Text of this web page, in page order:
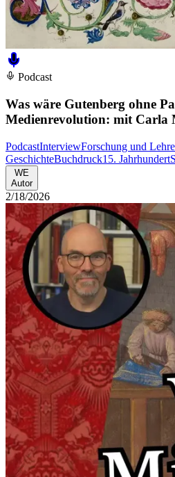
Podcast
Was wäre Gutenberg ohne
Medienrevolution: mit Carla
PodcastInterviewForschung und Lehre
GeschichteBuchdruck15. Jahrhundert
WE
Autor
2/18/2026